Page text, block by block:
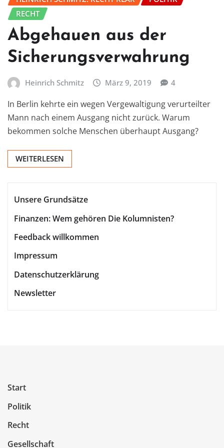
RECHT
Abgehauen aus der
Sicherungsverwahrung
Heinrich Schmitz März 9, 2019 4
In Berlin kehrte ein wegen Vergewaltigung verurteilter
Mann nach einem Ausgang nicht zurück. Warum
bekommen solche Menschen überhaupt Ausgang?
WEITERLESEN
Unsere Grundsätze
Finanzen: Wem gehören Die Kolumnisten?
Feedback willkommen
Impressum
Datenschutzerklärung
Newsletter
Start
Politik
Recht
Gesellschaft